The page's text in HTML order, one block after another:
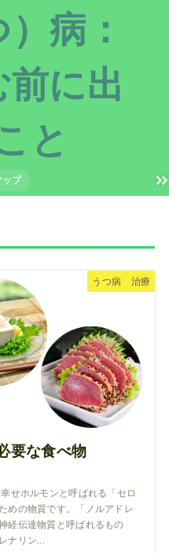
病：
に出
と
ップ
うつ病 治療
要な食べ物
せホルモンと呼ばれる「セロ
めの物質です。「ノルアドレ
経伝達物質と呼ばれるもの
ナリン...